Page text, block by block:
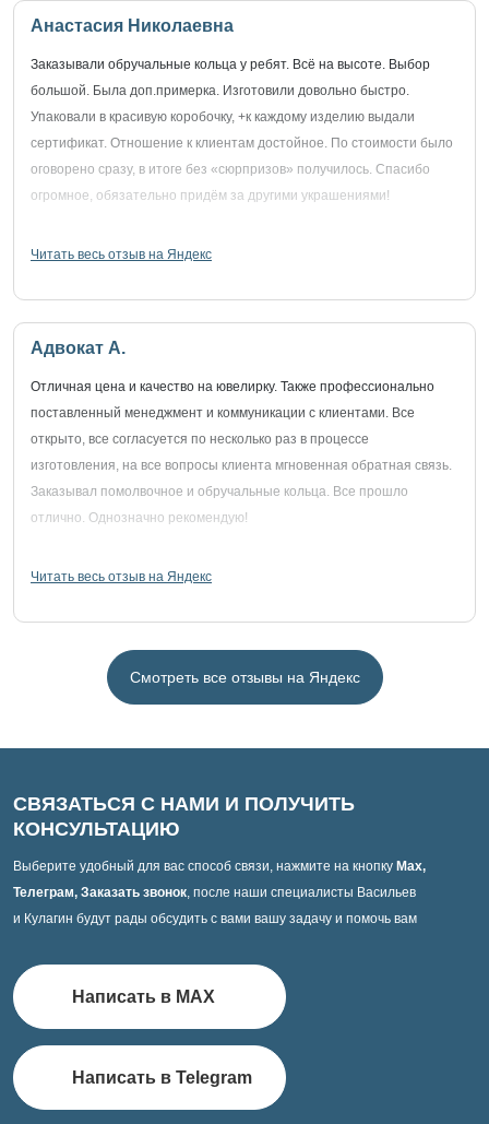
Анастасия Николаевна
Заказывали обручальные кольца у ребят. Всё на высоте. Выбор
большой. Была доп.примерка. Изготовили довольно быстро.
Упаковали в красивую коробочку, +к каждому изделию выдали
сертификат. Отношение к клиентам достойное. По стоимости было
оговорено сразу, в итоге без «сюрпризов» получилось. Спасибо
огромное, обязательно придём за другими украшениями!
Читать весь отзыв на Яндекс
Адвокат А.
Отличная цена и качество на ювелирку. Также профессионально
поставленный менеджмент и коммуникации с клиентами. Все
открыто, все согласуется по несколько раз в процессе
изготовления, на все вопросы клиента мгновенная обратная связь.
Заказывал помолвочное и обручальные кольца. Все прошло
отлично. Однозначно рекомендую!
Читать весь отзыв на Яндекс
Смотреть все отзывы на Яндекс
СВЯЗАТЬСЯ С НАМИ И ПОЛУЧИТЬ
КОНСУЛЬТАЦИЮ
Выберите удобный для вас способ связи, нажмите на кнопку Max,
Телеграм, Заказать звонок, после наши специалисты Васильев
и Кулагин будут рады обсудить с вами вашу задачу и помочь вам
Написать в MAX
Написать в Telegram